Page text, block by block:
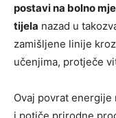
postavi na bolno
tijela nazad u
zamišljene linije
učenjima, protječe
Ovaj povrat energije